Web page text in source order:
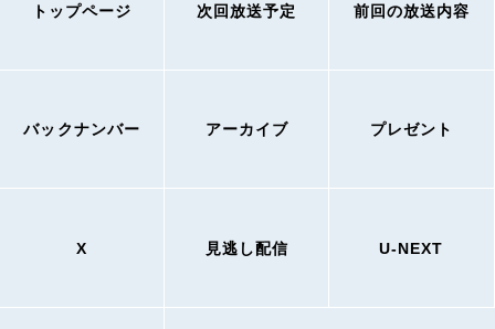
トップページ 次回放送予定 前回の放送内容
バックナンバー アーカイブ プレゼント
X 見逃し配信 U-NEXT